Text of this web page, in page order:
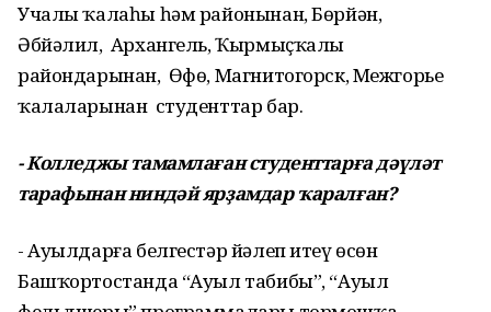
Учалы ҡалаһы һәм районынан, Бөрйән,
Әбйәлил, Архангель, Ҡырмыҫҡалы
райондарынан, Өфө, Магнитогорск, Межгорье
ҡалаларынан студенттар бар.
- Колледжы тамамлаған студенттарға дәүләт
тарафынан ниндәй ярҙамдар ҡаралған?
- Ауылдарға белгестәр йәлеп итеү өсөн
Башҡортостанда “Ауыл табибы”, “Ауыл